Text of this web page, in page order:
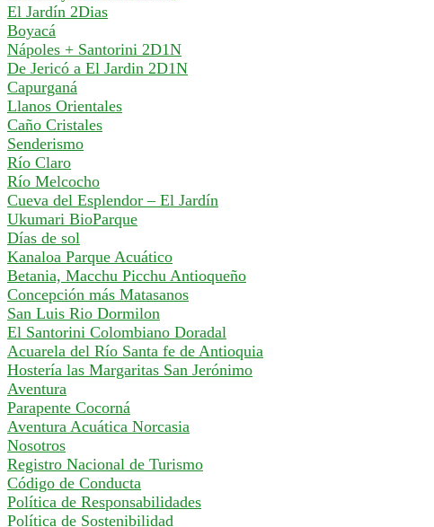
El Jardín 2Dias
Boyacá
Nápoles + Santorini 2D1N
De Jericó a El Jardin 2D1N
Capurganá
Llanos Orientales
Caño Cristales
Senderismo
Río Claro
Río Melcocho
Cueva del Esplendor – El Jardín
Ukumari BioParque
Días de sol
Kanaloa Parque Acuático
Betania, Macchu Picchu Antioqueño
Concepción más Matasanos
San Luis Rio Dormilon
El Santorini Colombiano Doradal
Acuarela del Río Santa fe de Antioquia
Hostería las Margaritas San Jerónimo
Aventura
Parapente Cocorná
Aventura Acuática Norcasia
Nosotros
Registro Nacional de Turismo
Código de Conducta
Política de Responsabilidades
Política de Sostenibilidad